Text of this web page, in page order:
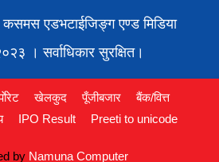
कसमस एडभटाईजिङ्ग एण्ड मिडिया
। सर्वाधिकार सुरक्षित।
खेलकुद पूँजीबजार
बैंक/वित्त
IPO Result Preeti to unicode
by Namuna Computer